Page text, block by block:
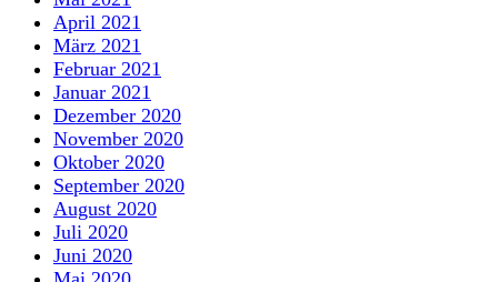
April 2021
März 2021
Februar 2021
Januar 2021
Dezember 2020
November 2020
Oktober 2020
September 2020
August 2020
Juli 2020
Juni 2020